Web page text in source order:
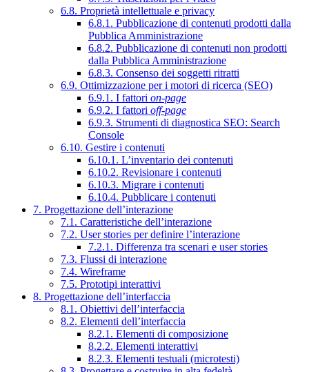
6.8. Proprietà intellettuale e privacy
6.8.1. Pubblicazione di contenuti prodotti dalla
Pubblica Amministrazione
6.8.2. Pubblicazione di contenuti non prodotti
dalla Pubblica Amministrazione
6.8.3. Consenso dei soggetti ritratti
6.9. Ottimizzazione per i motori di ricerca (SEO)
6.9.1. I fattori on-page
6.9.2. I fattori off-page
6.9.3. Strumenti di diagnostica SEO: Search
Console
6.10. Gestire i contenuti
6.10.1. L’inventario dei contenuti
6.10.2. Revisionare i contenuti
6.10.3. Migrare i contenuti
6.10.4. Pubblicare i contenuti
7. Progettazione dell’interazione
7.1. Caratteristiche dell’interazione
7.2. User stories per definire l’interazione
7.2.1. Differenza tra scenari e user stories
7.3. Flussi di interazione
7.4. Wireframe
7.5. Prototipi interattivi
8. Progettazione dell’interfaccia
8.1. Obiettivi dell’interfaccia
8.2. Elementi dell’interfaccia
8.2.1. Elementi di composizione
8.2.2. Elementi interattivi
8.2.3. Elementi testuali (microtesti)